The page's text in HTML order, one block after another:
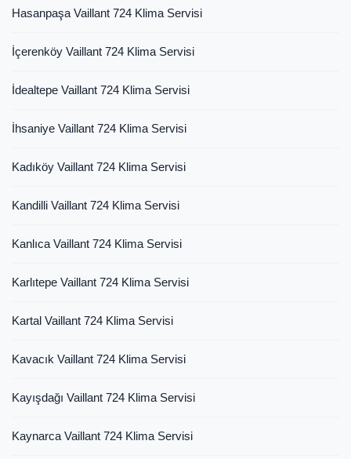
Hasanpaşa Vaillant 724 Klima Servisi
İçerenköy Vaillant 724 Klima Servisi
İdealtepe Vaillant 724 Klima Servisi
İhsaniye Vaillant 724 Klima Servisi
Kadıköy Vaillant 724 Klima Servisi
Kandilli Vaillant 724 Klima Servisi
Kanlıca Vaillant 724 Klima Servisi
Karlıtepe Vaillant 724 Klima Servisi
Kartal Vaillant 724 Klima Servisi
Kavacık Vaillant 724 Klima Servisi
Kayışdağı Vaillant 724 Klima Servisi
Kaynarca Vaillant 724 Klima Servisi